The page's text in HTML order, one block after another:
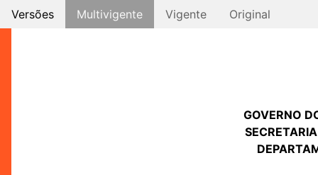
Versões Multivigente Vigente Original
GOVERNO